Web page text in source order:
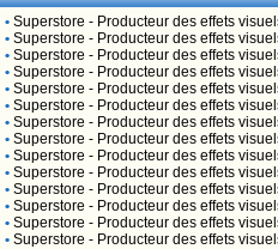
• Superstore - Producteur des effets
• Superstore - Producteur des effets
• Superstore - Producteur des effets
• Superstore - Producteur des effets
• Superstore - Producteur des effets
• Superstore - Producteur des effets
• Superstore - Producteur des effets
• Superstore - Producteur des effets
• Superstore - Producteur des effets
• Superstore - Producteur des effets
• Superstore - Producteur des effets
• Superstore - Producteur des effets
• Superstore - Producteur des effets
• Superstore - Producteur des effets